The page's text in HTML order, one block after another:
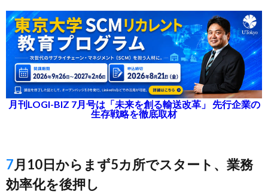
月刊LOGI-BIZ 7月号は「未来を創る輸送改革」 先行企業の
生存戦略を徹底取材
7月10日からまず5カ所でスタート、業務
効率化を後押し